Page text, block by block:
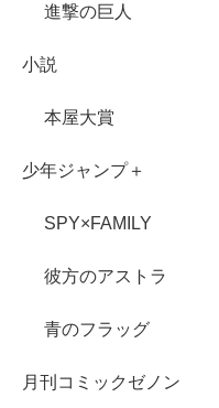
進撃の巨人
小説
本屋大賞
少年ジャンプ＋
SPY×FAMILY
彼方のアストラ
青のフラッグ
月刊コミックゼノン